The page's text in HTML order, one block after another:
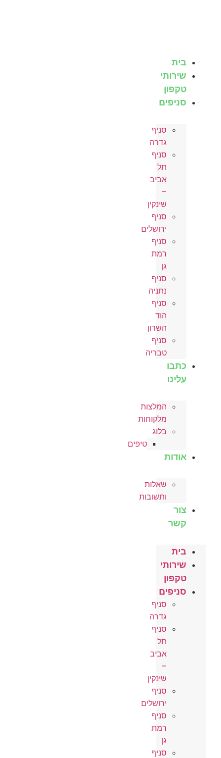
בית
שירותי
טקפון
סניפים
סניף
גדרה
סניף
תל
אביב
–
שינקין
סניף
ירושלים
סניף
רמת
גן
סניף
נתניה
סניף
הוד
השרון
סניף
טבריה
כתבו
עלינו
המלצות
מלקוחות
בלוג
טיפים
אודות
שאלות
ותשובות
צור
קשר
בית
שירותי
טקפון
סניפים
סניף
גדרה
סניף
תל
אביב
–
שינקין
סניף
ירושלים
סניף
רמת
גן
סניף